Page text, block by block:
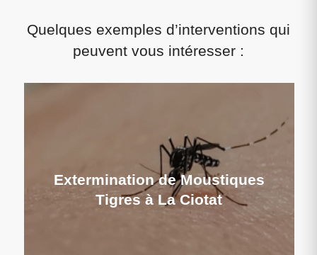
Quelques exemples d’interventions qui
peuvent vous intéresser :
Extermination de Moustiques
Tigres à La Ciotat